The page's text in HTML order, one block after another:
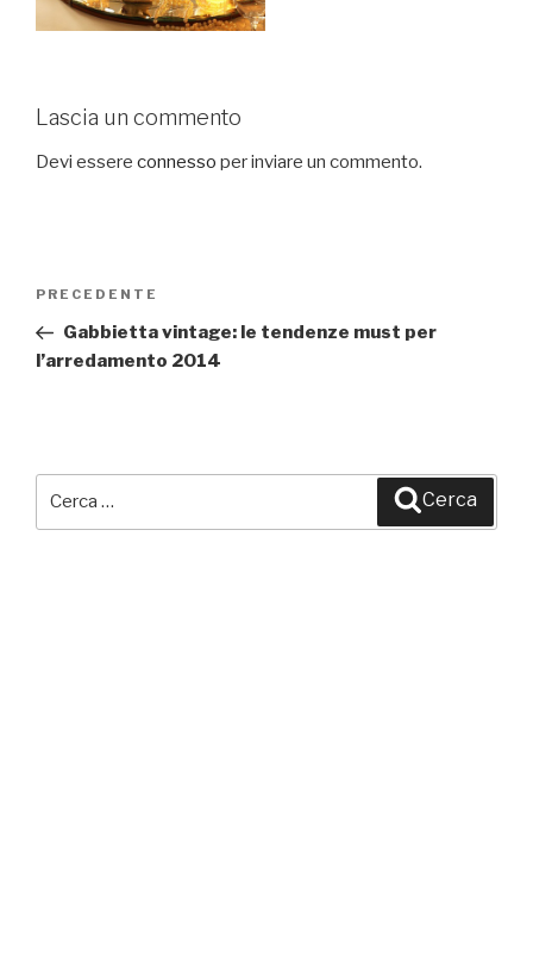
Lascia un commento
Devi essere connesso per inviare un commento.
Navigazione
Articolo
precedente:
PRECEDENTE
Gabbietta vintage: le tendenze must per
l’arredamento 2014
Cerca